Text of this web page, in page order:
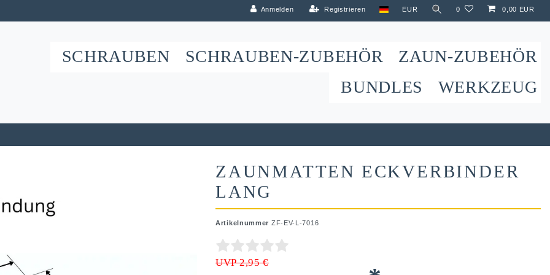
Anmelden Registrieren EUR 0 0,00 EUR
SCHRAUBEN SCHRAUBEN-ZUBEHÖR
ZAUN-ZUBEHÖR
BUNDLES
WERKZEUG
ZAUNMATTEN ECKVERBINDER
LANG
Artikelnummer ZF-EV-L-7016
UVP 2,95 €